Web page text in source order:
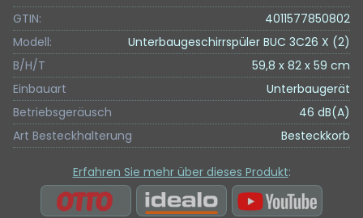
GTIN:
4011577850802
Modell:
Unterbaugeschirrspüler BUC 3C26 X (2)
B/H/T
59,8 x 82 x 59 cm
Einbauart
Unterbaugerät
Betriebsgeräusch
46 dB(A)
Art Besteckhalterung
Besteckkorb
Erfahren Sie mehr über dieses Produkt: